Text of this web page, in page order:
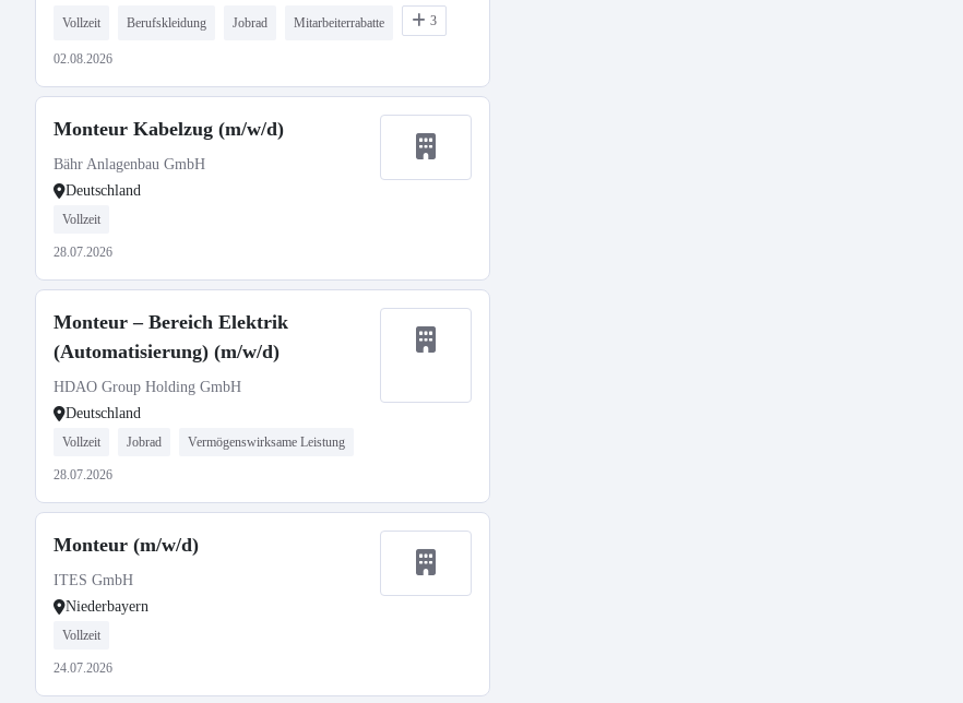
Vollzeit Berufskleidung Jobrad Mitarbeiterrabatte 3
02.08.2026
Monteur Kabelzug (m/w/d)
Bähr Anlagenbau GmbH
Deutschland
Vollzeit
28.07.2026
Monteur – Bereich Elektrik
(Automatisierung) (m/w/d)
HDAO Group Holding GmbH
Deutschland
Vollzeit Jobrad Vermögenswirksame Leistung
28.07.2026
Monteur (m/w/d)
ITES GmbH
Niederbayern
Vollzeit
24.07.2026